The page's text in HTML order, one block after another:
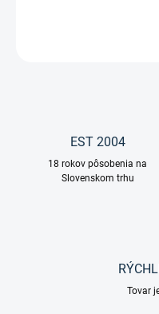
EST 2004
18 rokov pôsobenia na
Slovenskom trhu
Tovar